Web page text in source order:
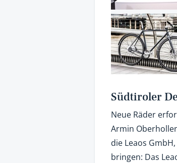
Südtiroler
Neue Räder
Armin
die Leaos
bringen: Das